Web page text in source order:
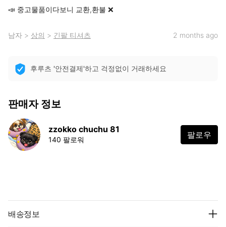
📣 중고물품이다보니 교환,환불 ❌️
남자 > 상의 > 긴팔 티셔츠 2 months ago
후루츠 '안전결제'하고 걱정없이 거래하세요
판매자 정보
zzokko chuchu 81
140 팔로워 팔로우
배송정보